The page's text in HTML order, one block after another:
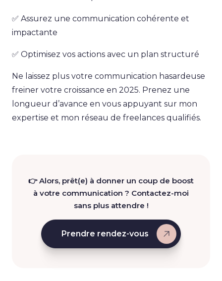
✅ Assurez une communication cohérente et
impactante
✅ Optimisez vos actions avec un plan structuré
Ne laissez plus votre communication hasardeuse
freiner votre croissance en 2025. Prenez une
longueur d’avance en vous appuyant sur mon
expertise et mon réseau de freelances qualifiés.
👉 Alors, prêt(e) à donner un coup de boost
à votre communication ? Contactez-moi
sans plus attendre !
Prendre rendez-vous